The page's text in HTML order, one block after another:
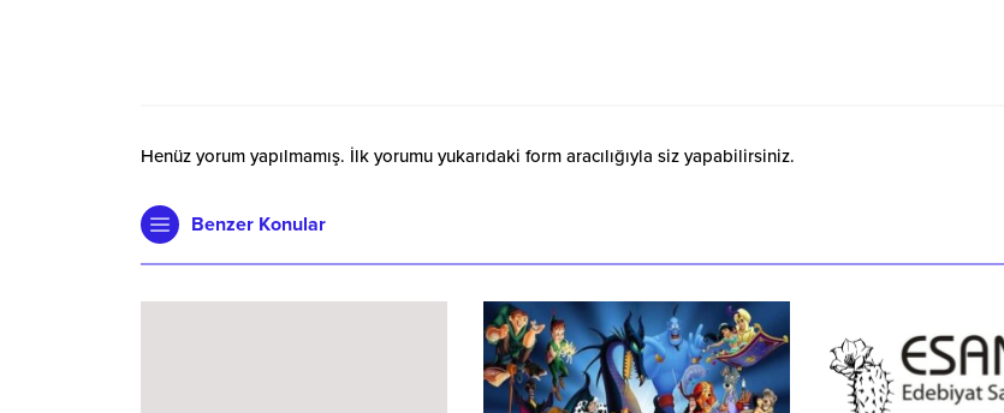
Henüz yorum yapılmamış. İlk yorumu yukarıdaki form aracılığıyla siz yapabilirsiniz.
Benzer Konular